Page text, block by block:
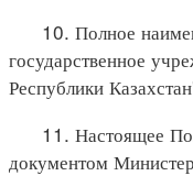
10. Полное
государственное
Республики
11. Настоящее
документом